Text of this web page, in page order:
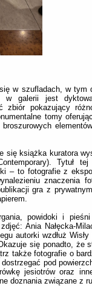
w szufladach, w tym
w galerii jest
zbiór pokazujący
tomy
się książka kuratora
Tytuł tej
– to fotografie z
znaczenia
gra z
powidoki i pieśni
Ania Nałęcka-
autorki wzdłuż Wisły
się ponadto, że
także fotografie o
pod
jesiotrów oraz
doznania związane z